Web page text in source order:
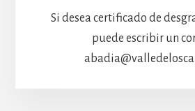
Si desea certificado de
puede escribir un